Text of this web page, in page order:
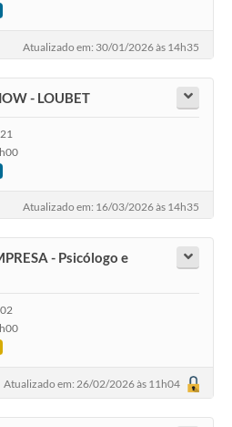
Atualizado em: 30/01/2026 às 14h35
- LOUBET
Atualizado em: 16/03/2026 às 14h35
- Psicólogo e
Atualizado em: 26/02/2026 às 11h04